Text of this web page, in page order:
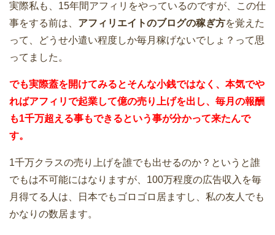
実際私も、15年間アフィリをやっているのですが、この仕
事をする前は、 アフィリエイトのブログの稼ぎ方を覚えた
って、どうせ小遣い程度しか毎月稼げないでしょ？って思
ってました。
でも実際蓋を開けてみるとそんな小銭ではなく、本気でや
ればアフィリで起業して億の売り上げを出し、毎月の報酬
も1千万超える事もできるという事が分かって来たんで
す。
1千万クラスの売り上げを誰でも出せるのか？というと誰
でもは不可能にはなりますが、100万程度の広告収入を毎
月得てる人は、日本でもゴロゴロ居ますし、私の友人でも
かなりの数居ます。